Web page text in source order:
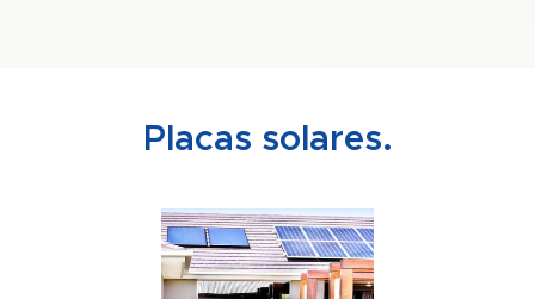
Placas solares.